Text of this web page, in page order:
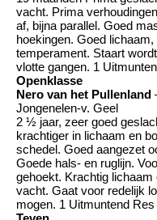
vacht. Prima
af, bijna parallel. Goed
hoekingen. Goed
temperament. Staart
vlotte gangen. 1
Openklasse
Nero van het Pullenland
Jongenelen-v. Geel
2 ½ jaar, zeer goed
krachtiger in lichaam en
schedel. Goed aangezet
Goede hals- en ruglijn.
gehoekt. Krachtig
vacht. Gaat voor redelijk
mogen. 1 Uitmuntend